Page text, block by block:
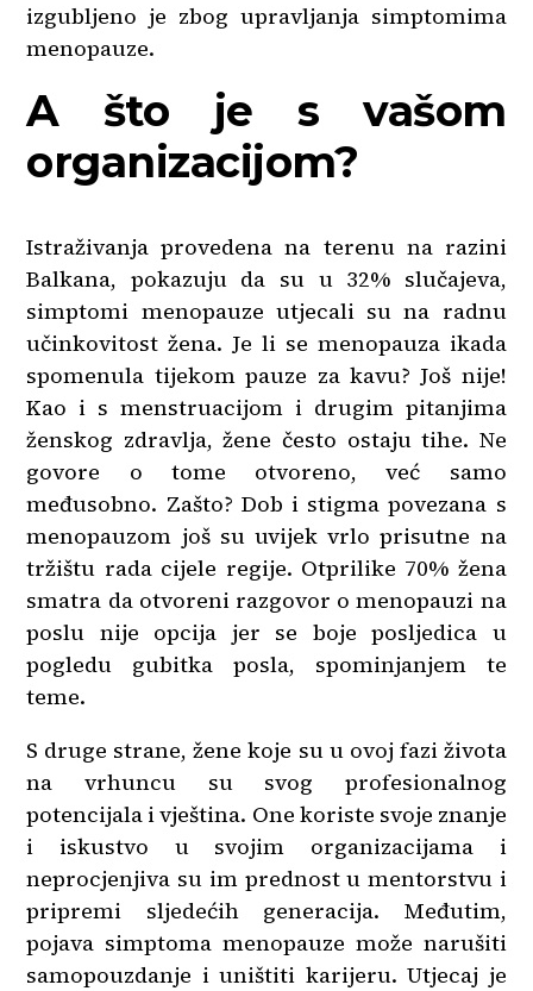
izgubljeno je zbog upravljanja simptomima
menopauze.
A što je s vašom
organizacijom?
Istraživanja provedena na terenu na razini
Balkana, pokazuju da su u 32% slučajeva,
simptomi menopauze utjecali su na radnu
učinkovitost žena. Je li se menopauza ikada
spomenula tijekom pauze za kavu? Još nije!
Kao i s menstruacijom i drugim pitanjima
ženskog zdravlja, žene često ostaju tihe. Ne
govore o tome otvoreno, već samo
međusobno. Zašto? Dob i stigma povezana s
menopauzom još su uvijek vrlo prisutne na
tržištu rada cijele regije. Otprilike 70% žena
smatra da otvoreni razgovor o menopauzi na
poslu nije opcija jer se boje posljedica u
pogledu gubitka posla, spominjanjem te
teme.
S druge strane, žene koje su u ovoj fazi života
na vrhuncu su svog profesionalnog
potencijala i vještina. One koriste svoje znanje
i iskustvo u svojim organizacijama i
neprocjenjiva su im prednost u mentorstvu i
pripremi sljedećih generacija. Međutim,
pojava simptoma menopauze može narušiti
samopouzdanje i uništiti karijeru. Utjecaj je